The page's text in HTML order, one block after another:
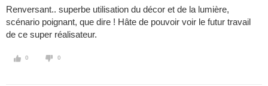
Renversant.. superbe utilisation du décor et de la lumière,
scénario poignant, que dire ! Hâte de pouvoir voir le futur travail
de ce super réalisateur.
0 0